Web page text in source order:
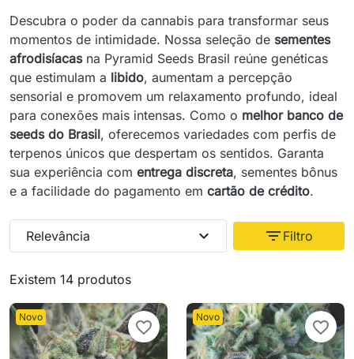
Descubra o poder da cannabis para transformar seus
momentos de intimidade. Nossa seleção de sementes
afrodisíacasna Pyramid Seeds Brasil reúne genéticas
que estimulam a libido, aumentam a percepção
sensorial e promovem um relaxamento profundo, ideal
para conexões mais intensas. Como o melhor banco de
seeds do Brasil, oferecemos variedades com perfis de
terpenos únicos que despertam os sentidos. Garanta
sua experiência com entrega discreta, sementes bônus
e a facilidade do pagamento em cartão de crédito.
Existem 14 produtos
Relevância expand_more filter_list Filtro
Novo
favorite_border
Novo
favorite_border